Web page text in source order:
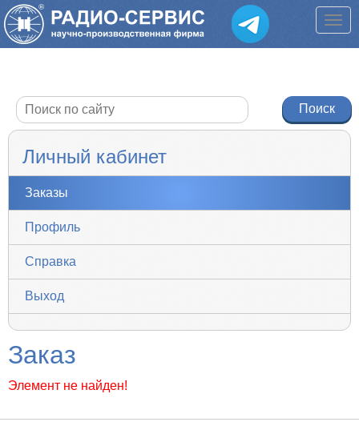
Личный кабинет
Заказы
Профиль
Справка
Выход
Заказ
Элемент не найден!